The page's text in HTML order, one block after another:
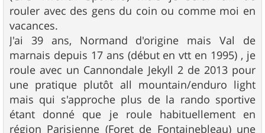
rouler avec des gens du coin ou comme moi en
vacances.
J'ai 39 ans, Normand d'origine mais Val de
marnais depuis 17 ans (début en vtt en 1995) , je
roule avec un Cannondale Jekyll 2 de 2013 pour
une pratique plutôt all mountain/enduro light
mais qui s'approche plus de la rando sportive
étant donné que je roule habituellement en
région Parisienne (Foret de Fontainebleau) une